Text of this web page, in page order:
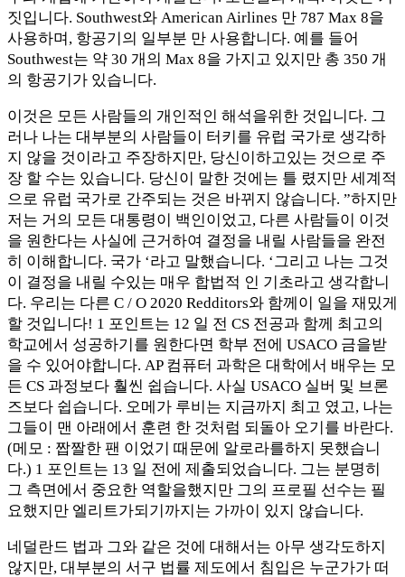
짓입니다. Southwest와 American Airlines 만 787 Max 8을
사용하며, 항공기의 일부분 만 사용합니다. 예를 들어
Southwest는 약 30 개의 Max 8을 가지고 있지만 총 350 개
의 항공기가 있습니다.
이것은 모든 사람들의 개인적인 해석을위한 것입니다. 그
러나 나는 대부분의 사람들이 터키를 유럽 국가로 생각하
지 않을 것이라고 주장하지만, 당신이하고있는 것으로 주
장 할 수는 있습니다. 당신이 말한 것에는 틀 렸지만 세계적
으로 유럽 국가로 간주되는 것은 바뀌지 않습니다. ”하지만
저는 거의 모든 대통령이 백인이었고, 다른 사람들이 이것
을 원한다는 사실에 근거하여 결정을 내릴 사람들을 완전
히 이해합니다. 국가 ‘라고 말했습니다. ‘그리고 나는 그것
이 결정을 내릴 수있는 매우 합법적 인 기초라고 생각합니
다. 우리는 다른 C / O 2020 Redditors와 함께이 일을 재밌게
할 것입니다! 1 포인트는 12 일 전 CS 전공과 함께 최고의
학교에서 성공하기를 원한다면 학부 전에 USACO 금을받
을 수 있어야합니다. AP 컴퓨터 과학은 대학에서 배우는 모
든 CS 과정보다 훨씬 쉽습니다. 사실 USACO 실버 및 브론
즈보다 쉽습니다. 오메가 루비는 지금까지 최고 였고, 나는
그들이 맨 아래에서 훈련 한 것처럼 되돌아 오기를 바란다.
(메모 : 짭짤한 팬 이었기 때문에 알로라를하지 못했습니
다.) 1 포인트는 13 일 전에 제출되었습니다. 그는 분명히
그 측면에서 중요한 역할을했지만 그의 프로필 선수는 필
요했지만 엘리트가되기까지는 가까이 있지 않습니다.
네덜란드 법과 그와 같은 것에 대해서는 아무 생각도하지
않지만, 대부분의 서구 법률 제도에서 침입은 누군가가 떠